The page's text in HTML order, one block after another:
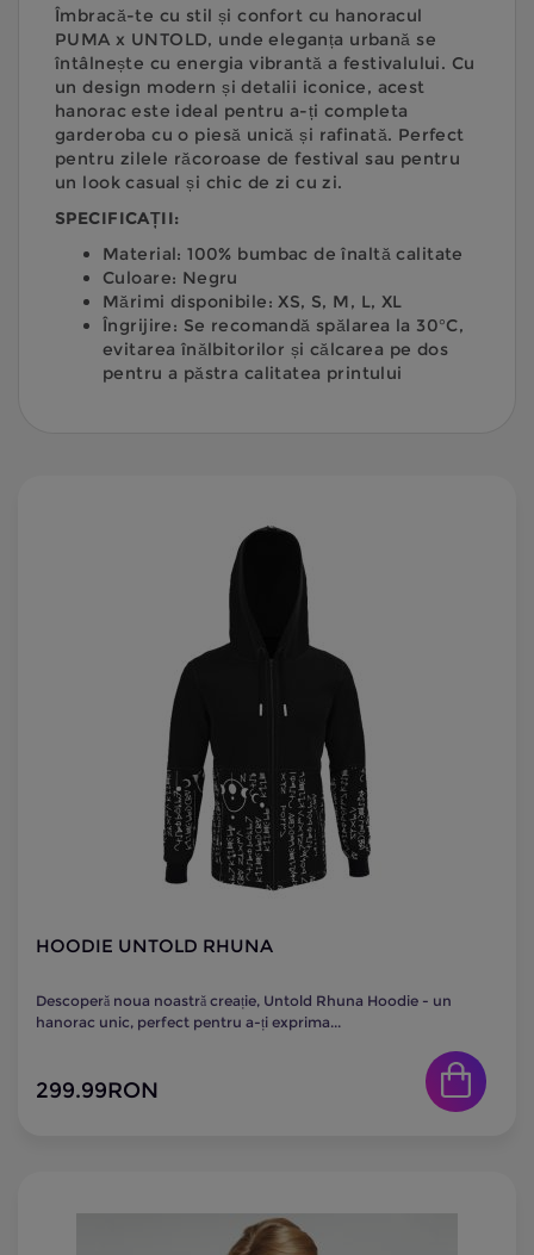
Îmbracă-te cu stil și confort cu hanoracul
PUMA x UNTOLD, unde eleganța urbană se
întâlnește cu energia vibrantă a festivalului. Cu
un design modern și detalii iconice, acest
hanorac este ideal pentru a-ți completa
garderoba cu o piesă unică și rafinată. Perfect
pentru zilele răcoroase de festival sau pentru
un look casual și chic de zi cu zi.
SPECIFICAȚII:
Material: 100% bumbac de înaltă calitate
Culoare: Negru
Mărimi disponibile: XS, S, M, L, XL
Îngrijire: Se recomandă spălarea la 30°C,
evitarea înălbitorilor și călcarea pe dos
pentru a păstra calitatea printului
HOODIE UNTOLD RHUNA
Descoperă noua noastră creație, Untold Rhuna Hoodie - un
hanorac unic, perfect pentru a-ți exprima...
299.99RON